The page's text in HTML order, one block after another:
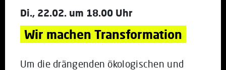
Di., 22.02. um 18.00 Uhr
Wir machen Transformation
Um die drängenden ökologischen und